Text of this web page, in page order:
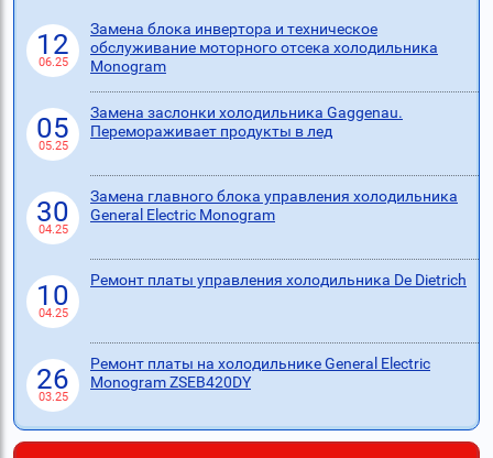
12
06.25
Замена блока инвертора и техническое
обслуживание моторного отсека холодильника
Monogram
05
05.25
Замена заслонки холодильника Gaggenau.
Перемораживает продукты в лед
30
04.25
Замена главного блока управления холодильника
General Electric Monogram
10
04.25
Ремонт платы управления холодильника De Dietrich
26
03.25
Ремонт платы на холодильнике General Electric
Monogram ZSEB420DY